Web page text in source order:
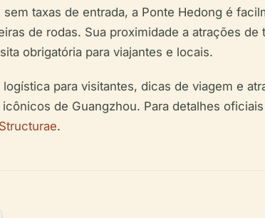
taxas de entrada, a Ponte Hedong é
de rodas. Sua proximidade a atrações
obrigatória para viajantes e locais.
para visitantes, dicas de viagem e
de Guangzhou. Para detalhes
Structurae.